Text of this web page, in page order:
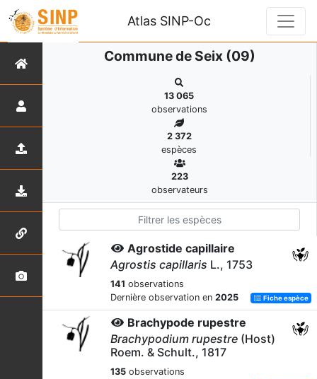
Atlas SINP-Oc
Commune de Seix (09)
13 065
observations
2 372
espèces
223
observateurs
Agrostide capillaire
Agrostis capillaris L., 1753
141 observations
Dernière observation en 2025 Fiche espèce
Brachypode rupestre
Brachypodium rupestre (Host)
Roem. & Schult., 1817
135 observations